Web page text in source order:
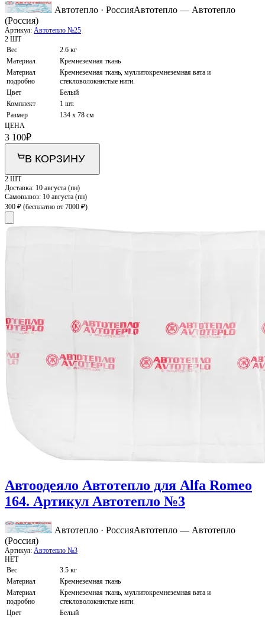
Автотепло · РоссияАвтотепло — Автотепло
(Россия)
Артикул: Автотепло №25
2 ШТ
Вес
2.6 кг
Материал
Кремнеземная ткань
Материал
подробно
Кремнеземная ткань, муллитокремнеземная вата и
стекловолокнистые нити.
Цвет
Белый
Комплект
1 шт.
Размер
134 x 78 см
ЦЕНА
3 100₽
В КОРЗИНУ
2 ШТ
Доставка: 10 августа (пн)
Самовывоз: 10 августа (пн)
300 ₽ (бесплатно от 7000 ₽)
Автоодеяло Автотепло для Alfa Romeo
164. Артикул Автотепло №3
Автотепло · РоссияАвтотепло — Автотепло
(Россия)
Артикул: Автотепло №3
НЕТ
Вес
3.5 кг
Материал
Кремнеземная ткань
Материал
подробно
Кремнеземная ткань, муллитокремнеземная вата и
стекловолокнистые нити.
Цвет
Белый